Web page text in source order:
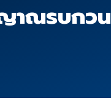
าณรบกวน